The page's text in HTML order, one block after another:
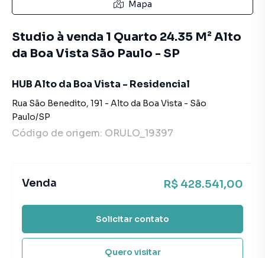
Mapa
Studio à venda 1 Quarto 24.35 M² Alto
da Boa Vista São Paulo - SP
HUB Alto da Boa Vista - Residencial
Rua São Benedito, 191 - Alto da Boa Vista - São
Paulo/SP
Código de origem: ORULO_19397
Venda R$ 428.541,00
Solicitar contato
Quero visitar